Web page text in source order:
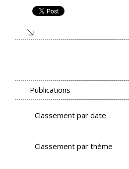
Publications
Classement par date
Classement par thème